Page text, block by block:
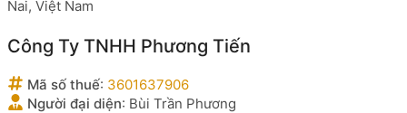
Nai, Việt Nam
Công Ty TNHH Phương Tiến
Mã số thuế: 3601637906
Người đại diện: Bùi Trần Phương